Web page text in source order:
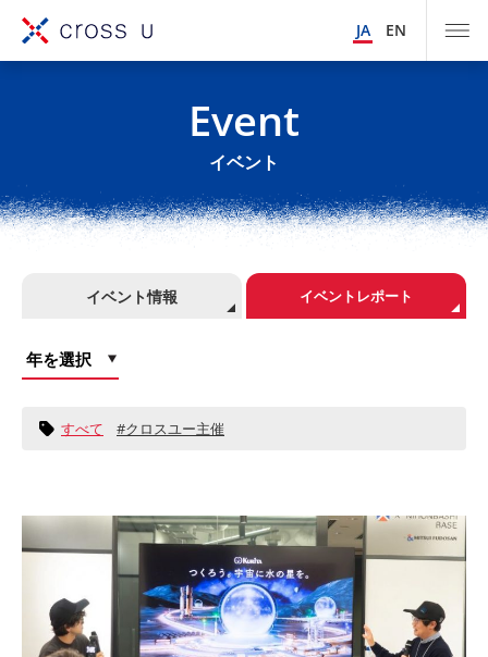
JA EN
Event
イベント
イベント情報 イベントレポート
すべて クロスユー主催